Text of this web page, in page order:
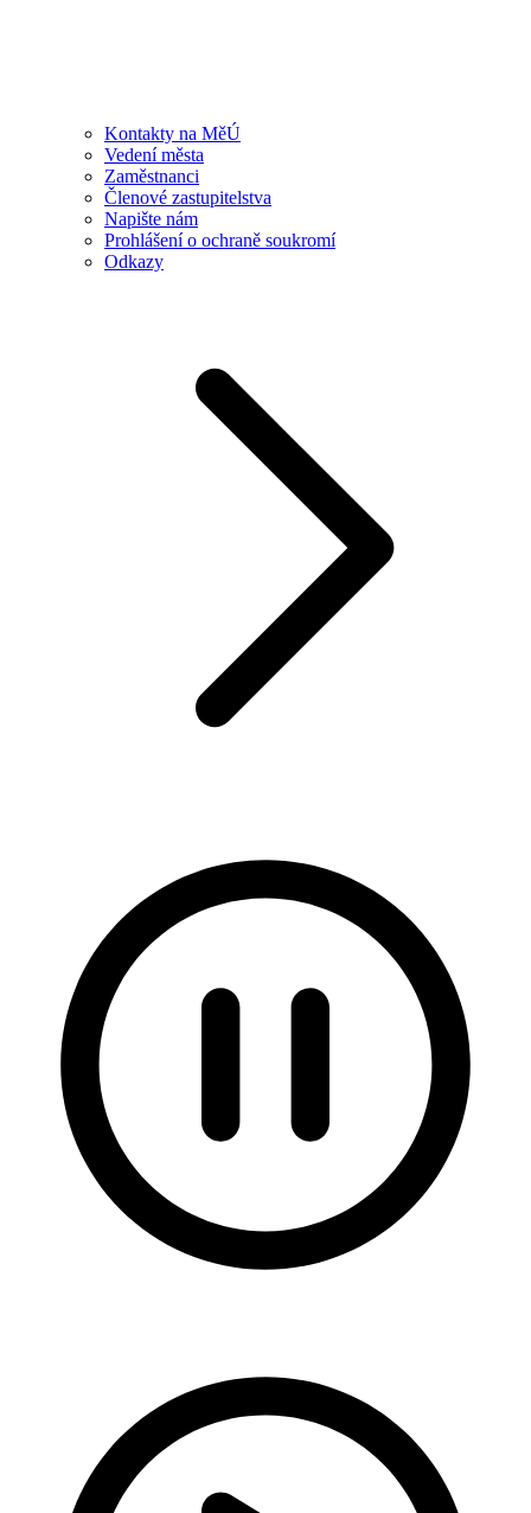
Kontakty na MěÚ
Vedení města
Zaměstnanci
Členové zastupitelstva
Napište nám
Prohlášení o ochraně soukromí
Odkazy